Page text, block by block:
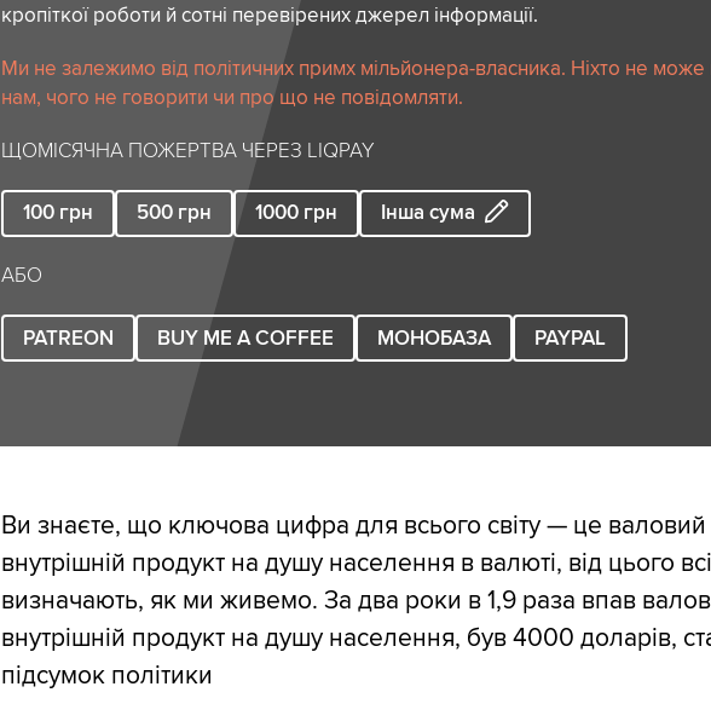
кропіткої роботи й сотні перевірених джерел інформації.
Ми не залежимо від політичних примх мільйонера-власника. Ніхто не може
нам, чого не говорити чи про що не повідомляти.
ЩОМІСЯЧНА ПОЖЕРТВА ЧЕРЕЗ LIQPAY
100 грн 500 грн 1000 грн Інша сума
АБО
PATREON BUY ME A COFFEE МОНОБАЗА PAYPAL
Ви знаєте, що ключова цифра для всього світу — це валовий
внутрішній продукт на душу населення в валюті, від цього
визначають, як ми живемо. За два роки в 1,9 раза впав
внутрішній продукт на душу населення, був 4000 доларів,
підсумок політики